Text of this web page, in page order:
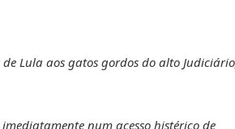
Lula aos gatos gordos do alto
num acesso histérico de